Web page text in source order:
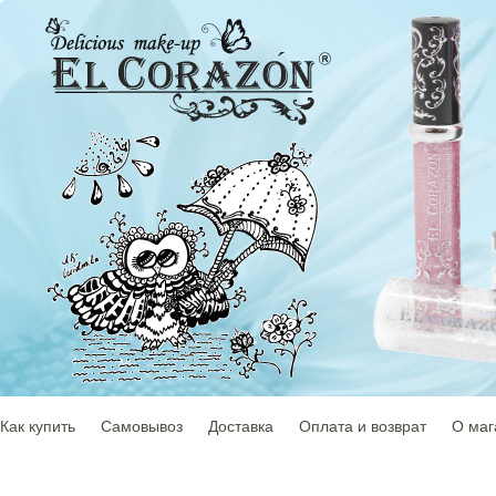
Как купить Самовывоз Доставка Оплата и возврат О